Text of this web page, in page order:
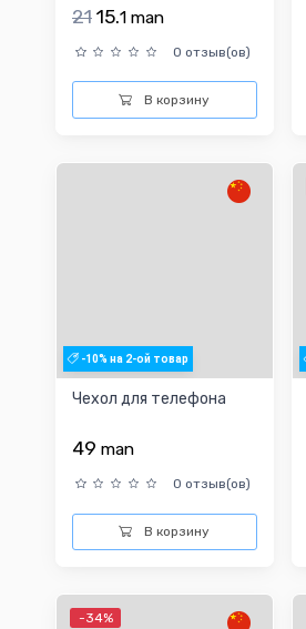
21 15.1 man
0 отзыв(ов)
В корзину
-10% на 2-ой товар
Чехол для телефона
49 man
0 отзыв(ов)
В корзину
-34%